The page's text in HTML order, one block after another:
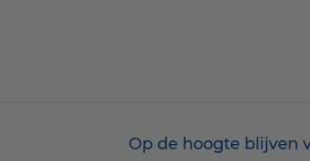
Op de hoogte blijven